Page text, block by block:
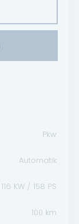
Pkw
Automatik
116 KW / 158 PS
100 km